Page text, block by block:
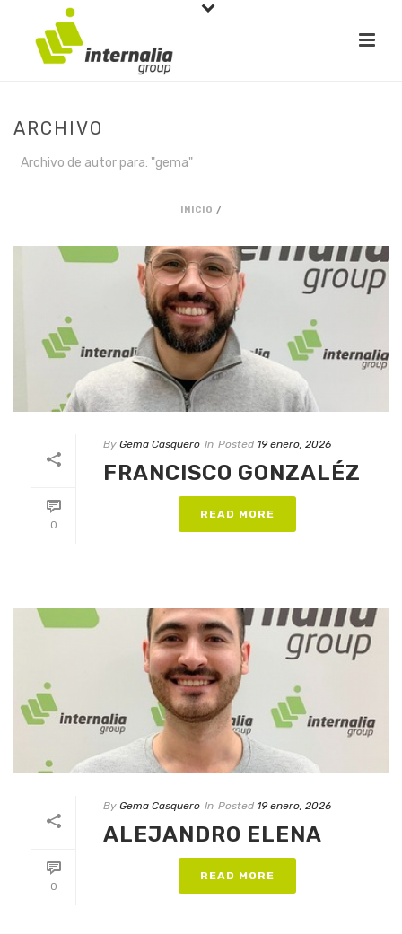
ARCHIVO
Archivo de autor para: "gema"
INICIO /
0
By Gema Casquero In Posted 19 enero, 2026
FRANCISCO GONZALÉZ
READ MORE
0
By Gema Casquero In Posted 19 enero, 2026
ALEJANDRO ELENA
READ MORE